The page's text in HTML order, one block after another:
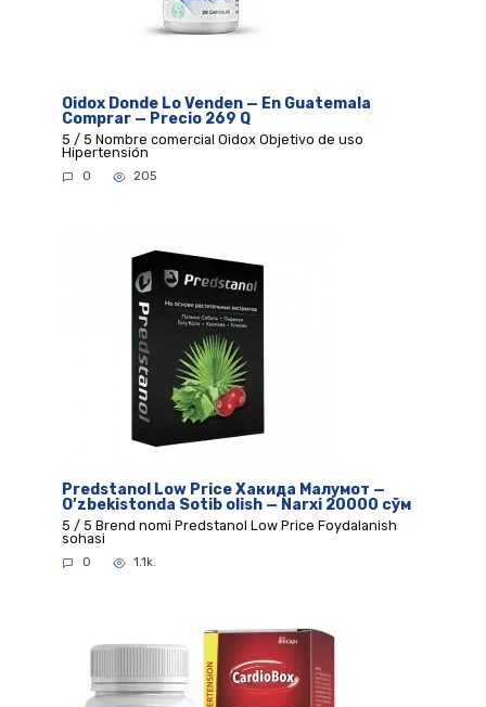
Oidox Donde Lo Venden — En Guatemala
Comprar — Precio 269 Q
5 / 5 Nombre comercial Oidox Objetivo de uso
Hipertensión
0 205
Predstanol Low Price Хакида Малумот —
O’zbekistonda Sotib olish — Narxi 20000 сўм
5 / 5 Brend nomi Predstanol Low Price Foydalanish
sohasi
0 1.1k.